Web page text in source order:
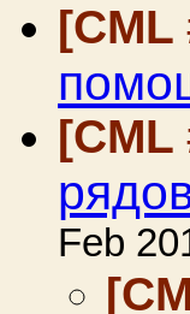
[CML
[CML
Feb